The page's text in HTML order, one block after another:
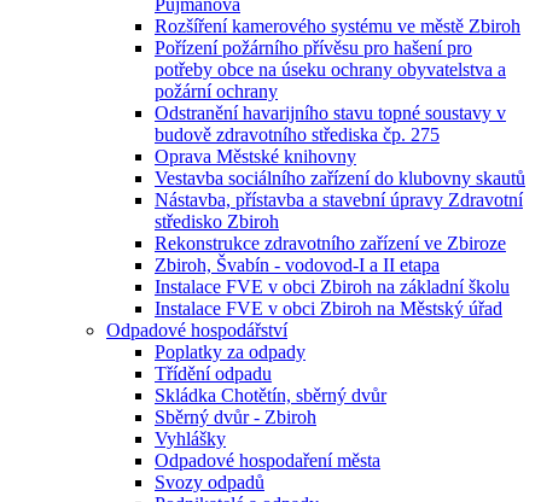
Pujmanova
Rozšíření kamerového systému ve městě Zbiroh
Pořízení požárního přívěsu pro hašení pro
potřeby obce na úseku ochrany obyvatelstva a
požární ochrany
Odstranění havarijního stavu topné soustavy v
budově zdravotního střediska čp. 275
Oprava Městské knihovny
Vestavba sociálního zařízení do klubovny skautů
Nástavba, přístavba a stavební úpravy Zdravotní
středisko Zbiroh
Rekonstrukce zdravotního zařízení ve Zbiroze
Zbiroh, Švabín - vodovod-I a II etapa
Instalace FVE v obci Zbiroh na základní školu
Instalace FVE v obci Zbiroh na Městský úřad
Odpadové hospodářství
Poplatky za odpady
Třídění odpadu
Skládka Chotětín, sběrný dvůr
Sběrný dvůr - Zbiroh
Vyhlášky
Odpadové hospodaření města
Svozy odpadů